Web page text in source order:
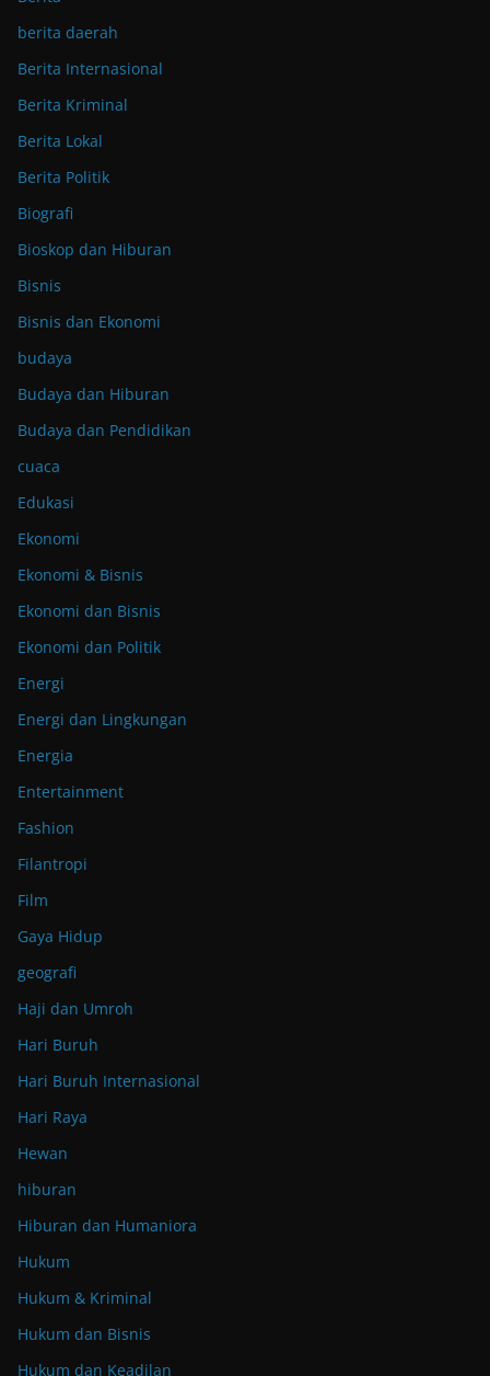
berita daerah
Berita Internasional
Berita Kriminal
Berita Lokal
Berita Politik
Biografi
Bioskop dan Hiburan
Bisnis
Bisnis dan Ekonomi
budaya
Budaya dan Hiburan
Budaya dan Pendidikan
cuaca
Edukasi
Ekonomi
Ekonomi & Bisnis
Ekonomi dan Bisnis
Ekonomi dan Politik
Energi
Energi dan Lingkungan
Energia
Entertainment
Fashion
Filantropi
Film
Gaya Hidup
geografi
Haji dan Umroh
Hari Buruh
Hari Buruh Internasional
Hari Raya
Hewan
hiburan
Hiburan dan Humaniora
Hukum
Hukum & Kriminal
Hukum dan Bisnis
Hukum dan Keadilan